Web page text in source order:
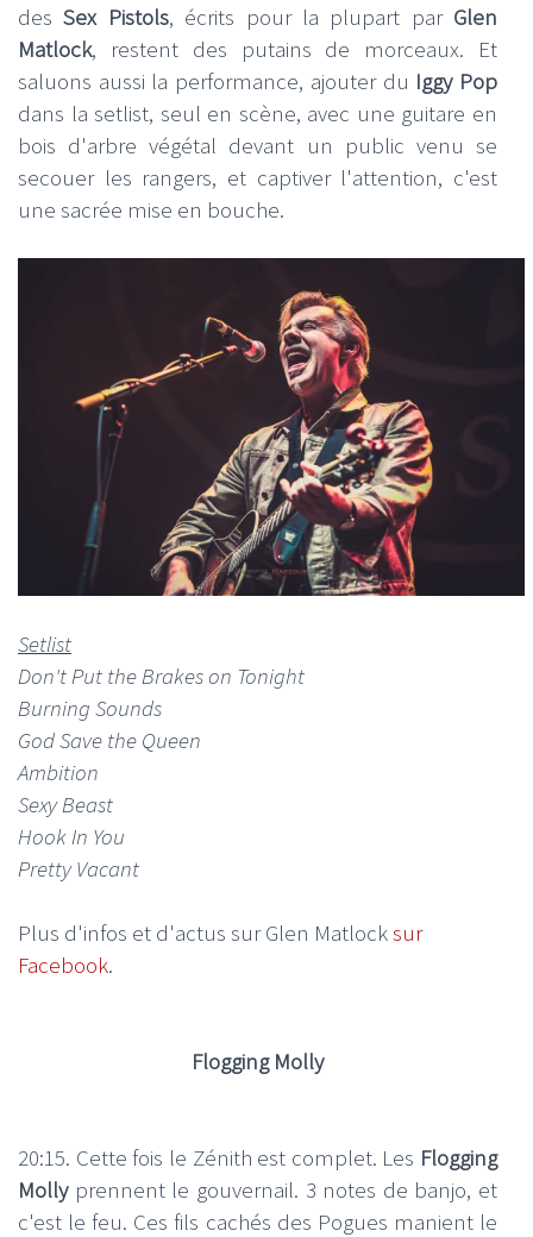
des Sex Pistols, écrits pour la plupart par Glen
Matlock, restent des putains de morceaux. Et
saluons aussi la performance, ajouter du Iggy Pop
dans la setlist, seul en scène, avec une guitare en
bois d'arbre végétal devant un public venu se
secouer les rangers, et captiver l'attention, c'est
une sacrée mise en bouche.
Setlist
Don't Put the Brakes on Tonight
Burning Sounds
God Save the Queen
Ambition
Sexy Beast
Hook In You
Pretty Vacant
Plus d'infos et d'actus sur Glen Matlocksur
Facebook.
Flogging Molly
20:15. Cette fois le Zénith est complet. Les Flogging
Molly prennent le gouvernail. 3 notes de banjo, et
c'est le feu. Ces fils cachés des Pogues manient le